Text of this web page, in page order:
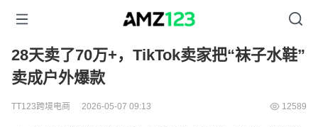
28天卖了70万+，TikTok卖家把“袜子水鞋”
卖成户外爆款
TT123跨境电商 2026-05-07 09:13 12589